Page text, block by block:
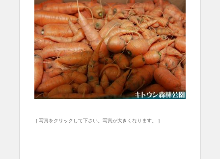
[ 写真をクリックして下さい。写真が大きくなります。 ]